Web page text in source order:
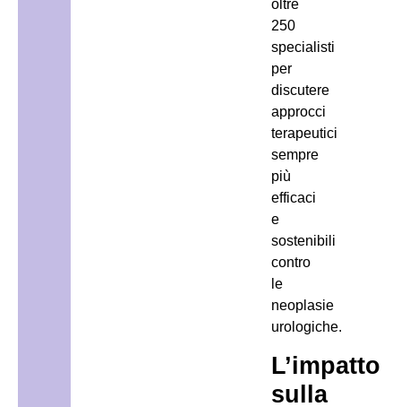
oltre
250
specialisti
per
discutere
approcci
terapeutici
sempre
più
efficaci
e
sostenibili
contro
le
neoplasie
urologiche.
L’impatto
sulla